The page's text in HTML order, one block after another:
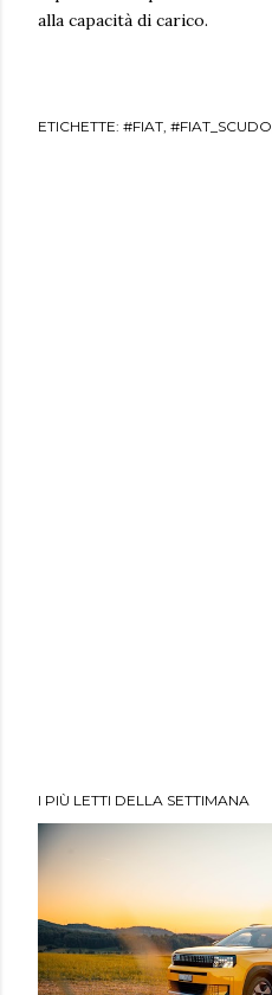
alla capacità di carico.
ETICHETTE: #FIAT #FIAT_SCUDO
I PIÙ LETTI DELLA SETTIMANA